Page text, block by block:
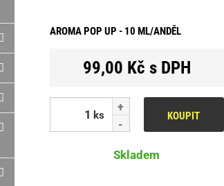
AROMA POP UP - 10 ML/ANDĚL
99,00 Kč s DPH
ks KOUPIT
Skladem